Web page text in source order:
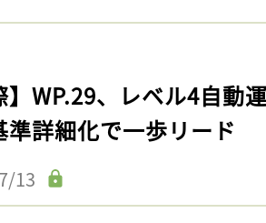
】WP.29、レベル4自動
準詳細化で一歩リード
13